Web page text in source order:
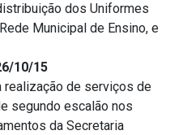
dos Uniformes
Municipal de Ensino, e
10/15
realização de serviços de
segundo escalão nos
da Secretaria